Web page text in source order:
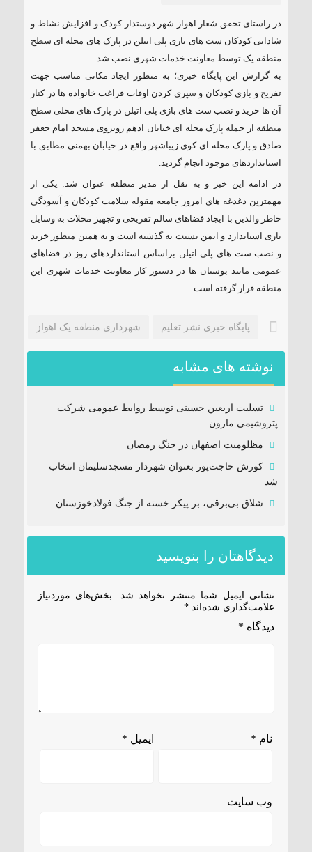
در راستای تحقق شعار اهواز شهر دوستدار کودک و افزایش نشاط و
شادابی کودکان ست های بازی پلی اتیلن در پارک های محله ای سطح
منطقه یک توسط معاونت خدمات شهری نصب شد.
به گزارش این پایگاه خبری؛ به منظور ایجاد مکانی مناسب جهت
تفریح و بازی کودکان و سپری کردن اوقات فراغت خانواده ها در کنار
آن ها خرید و نصب ست های بازی پلی اتیلن در پارک های محلی سطح
منطقه از جمله پارک محله ای خیابان ادهم روبروی مسجد امام جعفر
صادق و پارک محله ای کوی زیباشهر واقع در خیابان بهمنی مطابق با
استانداردهای موجود انجام گردید.
در ادامه این خبر و به نقل از مدیر منطقه عنوان شد: یکی از
مهمترین دغدغه های امروز جامعه مقوله سلامت کودکان و آسودگی
خاطر والدین با ایجاد فضاهای سالم تفریحی و تجهیز محلات به وسایل
بازی استاندارد و ایمن نسبت به گذشته است و به همین منظور خرید
و نصب ست های پلی اتیلن براساس استانداردهای روز در فضاهای
عمومی مانند بوستان ها در دستور کار معاونت خدمات شهری این
منطقه قرار گرفته است.
پایگاه خبری نشر تعلیم شهرداری منطقه یک اهواز
نوشته های مشابه
تسلیت اربعین حسینی توسط روابط عمومی شرکت
پتروشیمی مارون
مظلومیت اصفهان در جنگ رمضان
کورش حاجت‌پور بعنوان شهردار مسجدسلیمان انتخاب
شد
شلاق‌ بی‌برقی، بر پیکر خسته‌ از جنگ فولادخوزستان
دیدگاهتان را بنویسید
نشانی ایمیل شما منتشر نخواهد شد.
بخش‌های موردنیاز
علامت‌گذاری شده‌اند *
دیدگاه *
نام * ایمیل *
وب‌ سایت